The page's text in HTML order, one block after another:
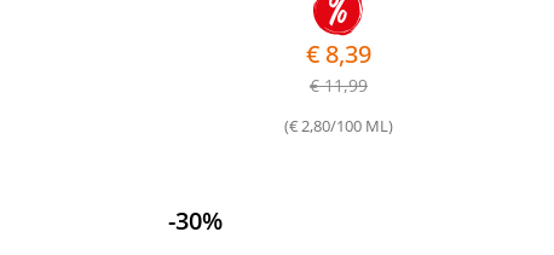
€ 11,99
€ 8,39
(€ 2,80/100 ML)
-30%